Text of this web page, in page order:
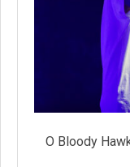
O Βloody